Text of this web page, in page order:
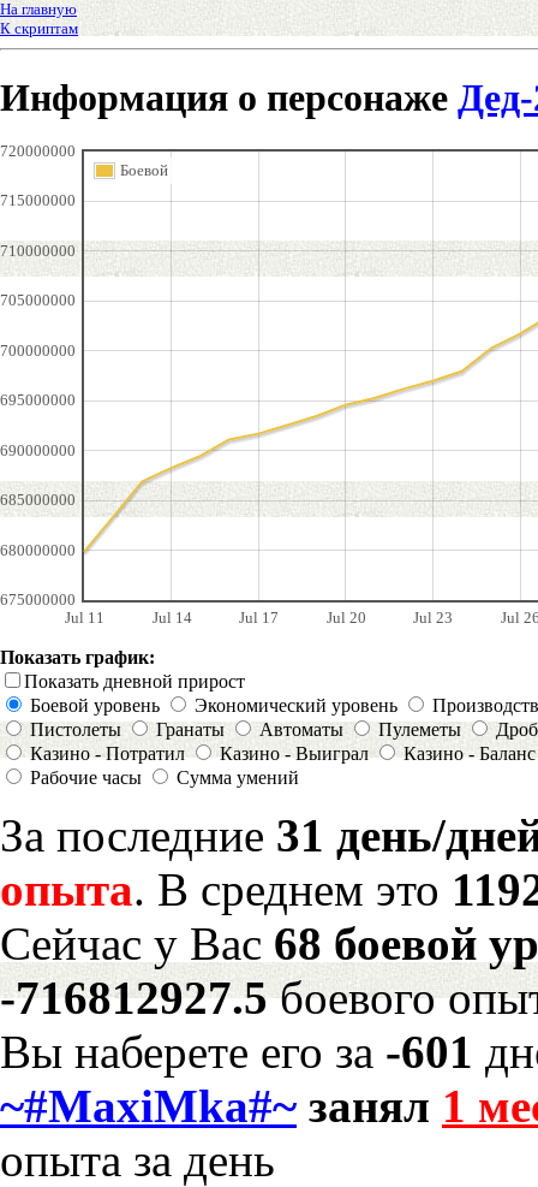
На главную
К скриптам
Информация о персонаже
Jul 11 Jul 14 Jul 17 Jul 20 Jul 23 Jul
675000000
680000000
685000000
690000000
695000000
700000000
705000000
710000000
715000000
720000000
Боевой
Показать график:
Показать дневной прирост
Боевой уровень
Экономический уровень
Пистолеты
Гранаты Автоматы Пулеметы
Казино - Потратил
Казино - Выиграл
Казино - Баланс
Рабочие часы
Сумма умений
За последние 31 день/
опыта. В среднем это
Сейчас у Вас 68 боевой
-716812927.5боевого
Вы наберете его за -601
~#MaxiMka#~ занял 1
опыта за день